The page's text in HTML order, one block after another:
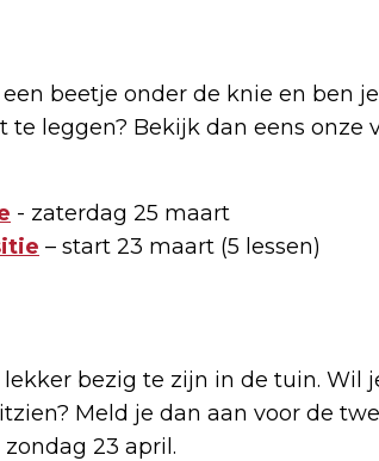
beetje onder de knie en ben
leggen? Bekijk dan eens onze
- zaterdag 25 maart
– start 23 maart (5 lessen)
bezig te zijn in de tuin. Wil
Meld je dan aan voor de
23 april.